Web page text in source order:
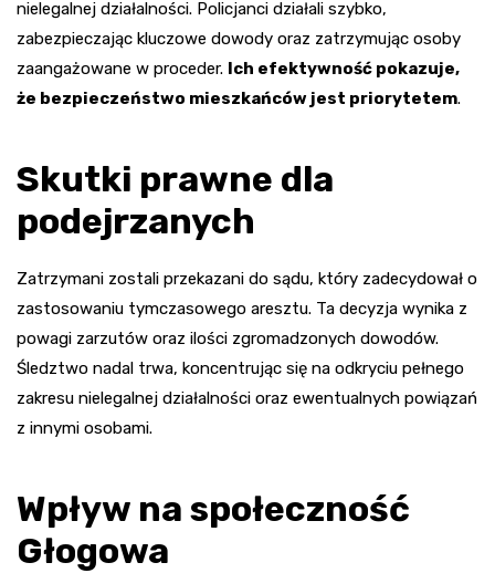
nielegalnej działalności. Policjanci działali szybko,
zabezpieczając kluczowe dowody oraz zatrzymując osoby
zaangażowane w proceder. Ich efektywność pokazuje,
że bezpieczeństwo mieszkańców jest priorytetem.
Skutki prawne dla
podejrzanych
Zatrzymani zostali przekazani do sądu, który zadecydował o
zastosowaniu tymczasowego aresztu. Ta decyzja wynika z
powagi zarzutów oraz ilości zgromadzonych dowodów.
Śledztwo nadal trwa, koncentrując się na odkryciu pełnego
zakresu nielegalnej działalności oraz ewentualnych powiązań
z innymi osobami.
Wpływ na społeczność
Głogowa